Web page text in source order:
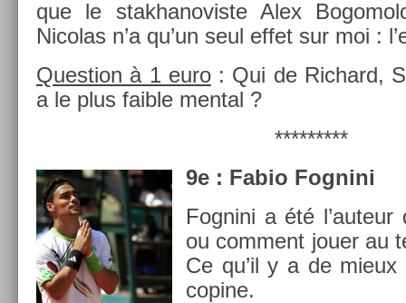
que le stak­hanovis­te Alex
Nicolas n’a qu’un seul effet sur moi :
Ques­tion à 1 euro: Qui de Ric­hard,
a le plus faib­le ment­al ?
*********
9e : Fabio Fog­nini
Fog­nini a été
ou com­ment jouer au
Ce qu’il y a de
co­pine.